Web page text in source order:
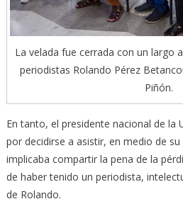
La velada fue cerrada con un largo
periodistas Rolando Pérez
Piñón.
En tanto, el presidente nacional de la
por decidirse a asistir, en medio de
implicaba compartir la pena de la
de haber tenido un periodista,
de Rolando.